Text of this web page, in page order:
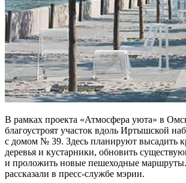
В рамках проекта «Атмосфера уюта» в
благоустроят участок вдоль Иртышской
с домом № 39. Здесь планируют высадить
деревья и кустарники, обновить
и проложить новые пешеходные
рассказали в пресс-службе мэрии.